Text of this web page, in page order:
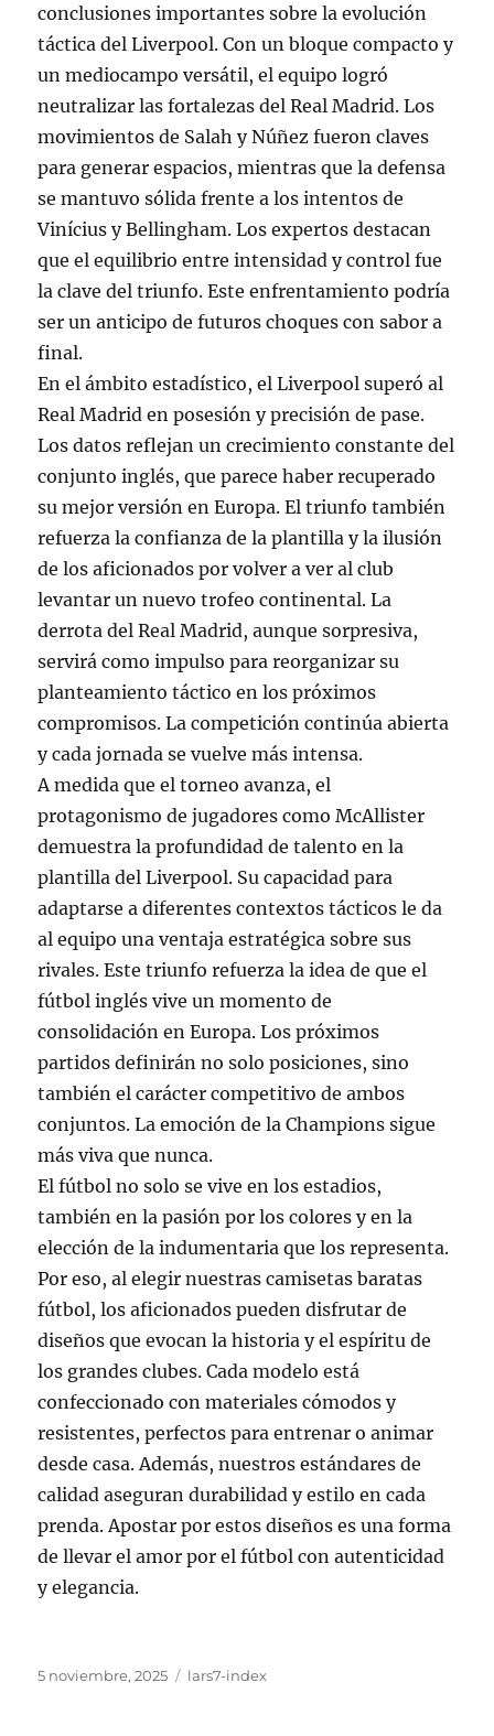
conclusiones importantes sobre la evolución
táctica del Liverpool. Con un bloque compacto y
un mediocampo versátil, el equipo logró
neutralizar las fortalezas del Real Madrid. Los
movimientos de Salah y Núñez fueron claves
para generar espacios, mientras que la defensa
se mantuvo sólida frente a los intentos de
Vinícius y Bellingham. Los expertos destacan
que el equilibrio entre intensidad y control fue
la clave del triunfo. Este enfrentamiento podría
ser un anticipo de futuros choques con sabor a
final.
En el ámbito estadístico, el Liverpool superó al
Real Madrid en posesión y precisión de pase.
Los datos reflejan un crecimiento constante del
conjunto inglés, que parece haber recuperado
su mejor versión en Europa. El triunfo también
refuerza la confianza de la plantilla y la ilusión
de los aficionados por volver a ver al club
levantar un nuevo trofeo continental. La
derrota del Real Madrid, aunque sorpresiva,
servirá como impulso para reorganizar su
planteamiento táctico en los próximos
compromisos. La competición continúa abierta
y cada jornada se vuelve más intensa.
A medida que el torneo avanza, el
protagonismo de jugadores como McAllister
demuestra la profundidad de talento en la
plantilla del Liverpool. Su capacidad para
adaptarse a diferentes contextos tácticos le da
al equipo una ventaja estratégica sobre sus
rivales. Este triunfo refuerza la idea de que el
fútbol inglés vive un momento de
consolidación en Europa. Los próximos
partidos definirán no solo posiciones, sino
también el carácter competitivo de ambos
conjuntos. La emoción de la Champions sigue
más viva que nunca.
El fútbol no solo se vive en los estadios,
también en la pasión por los colores y en la
elección de la indumentaria que los representa.
Por eso, al elegir nuestras camisetas baratas
fútbol, los aficionados pueden disfrutar de
diseños que evocan la historia y el espíritu de
los grandes clubes. Cada modelo está
confeccionado con materiales cómodos y
resistentes, perfectos para entrenar o animar
desde casa. Además, nuestros estándares de
calidad aseguran durabilidad y estilo en cada
prenda. Apostar por estos diseños es una forma
de llevar el amor por el fútbol con autenticidad
y elegancia.
Publicado
5 noviembre, 2025 Categorías
lars7-index